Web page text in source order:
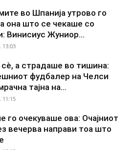
во Шпанија утрово го
она што се чекаше со
Винисиус Жуниор...
13:03
а страдаше во тишина:
фудбалер на Челси
тајна на...
11:15
го очекуваше ова: Очајниот
вечерва направи тоа што